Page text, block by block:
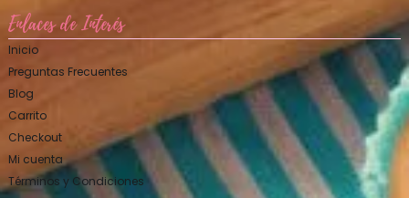
Enlaces de Interés
Inicio
Preguntas Frecuentes
Blog
Carrito
Checkout
Mi cuenta
Términos y Condiciones